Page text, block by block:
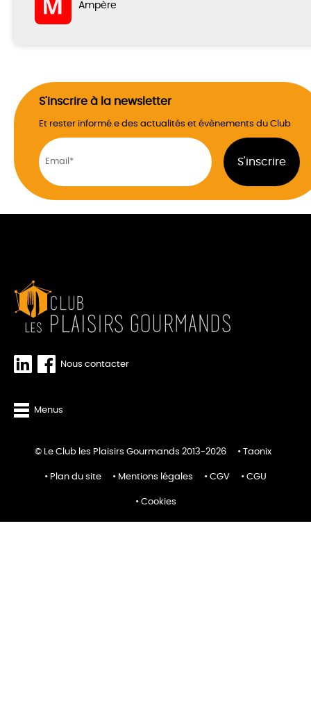
Ampère
S'inscrire à la newsletter
Et rester informé.e des actualités et évènements du Club
Nous contacter
Menus
© Le Club les Plaisirs Gourmands 2013-2026 Taonix
Plan du site Mentions légales CGV CGU
Cookies